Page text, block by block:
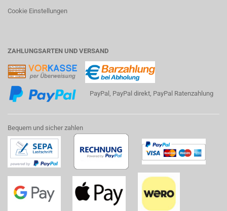
Cookie Einstellungen
ZAHLUNGSARTEN UND VERSAND
PayPal, PayPal direkt, PayPal Ratenzahlung
Bequem und sicher zahlen